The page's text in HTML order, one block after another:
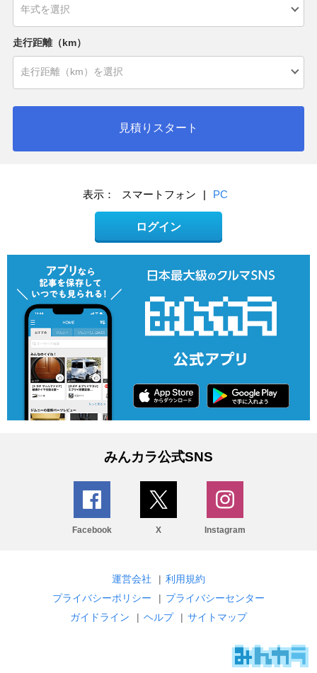
走行距離（km）
見積りスタート
表示： スマートフォン | PC
ログイン
みんカラ公式SNS
Facebook X Instagram
運営会社 | 利用規約
プライバシーポリシー
| プライバシーセンター
ガイドライン
| ヘルプ | サイトマップ